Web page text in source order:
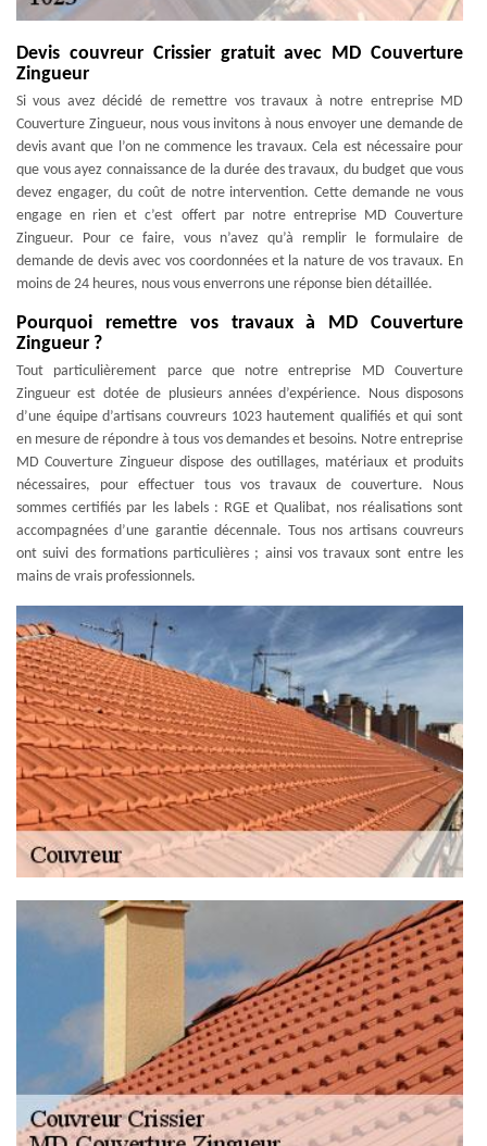
Devis couvreur Crissier gratuit avec MD Couverture
Zingueur
Si vous avez décidé de remettre vos travaux à notre entreprise MD
Couverture Zingueur, nous vous invitons à nous envoyer une demande de
devis avant que l’on ne commence les travaux. Cela est nécessaire pour
que vous ayez connaissance de la durée des travaux, du budget que vous
devez engager, du coût de notre intervention. Cette demande ne vous
engage en rien et c’est offert par notre entreprise MD Couverture
Zingueur. Pour ce faire, vous n’avez qu’à remplir le formulaire de
demande de devis avec vos coordonnées et la nature de vos travaux. En
moins de 24 heures, nous vous enverrons une réponse bien détaillée.
Pourquoi remettre vos travaux à MD Couverture
Zingueur ?
Tout particulièrement parce que notre entreprise MD Couverture
Zingueur est dotée de plusieurs années d’expérience. Nous disposons
d’une équipe d’artisans couvreurs 1023 hautement qualifiés et qui sont
en mesure de répondre à tous vos demandes et besoins. Notre entreprise
MD Couverture Zingueur dispose des outillages, matériaux et produits
nécessaires, pour effectuer tous vos travaux de couverture. Nous
sommes certifiés par les labels : RGE et Qualibat, nos réalisations sont
accompagnées d’une garantie décennale. Tous nos artisans couvreurs
ont suivi des formations particulières ; ainsi vos travaux sont entre les
mains de vrais professionnels.